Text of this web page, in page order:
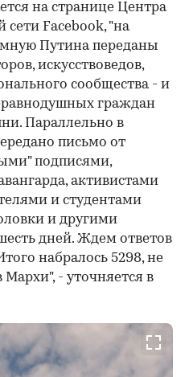
на странице Центра
сети Facebook, "на
Путина переданы
искусствоведов,
сообщества - и
граждан
Параллельно в
письмо от
подписями,
активистами
и студентами
и другими
дней. Ждем ответов
набралось 5298, не
Мархи", - уточняется в